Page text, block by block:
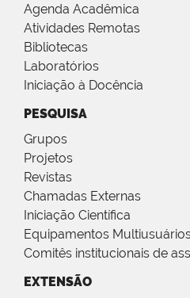
Agenda Acadêmica
Atividades Remotas
Bibliotecas
Laboratórios
Iniciação à Docência
PESQUISA
Grupos
Projetos
Revistas
Chamadas Externas
Iniciação Científica
Equipamentos
Comitês institucionais de
EXTENSÃO